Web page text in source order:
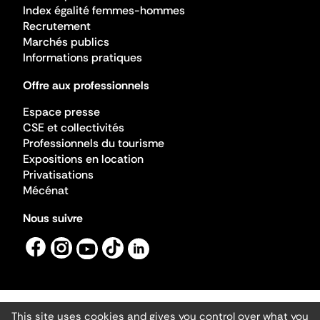
Index égalité femmes-hommes
Recrutement
Marchés publics
Informations pratiques
Offre aux professionnels
Espace presse
CSE et collectivités
Professionnels du tourisme
Expositions en location
Privatisations
Mécénat
Nous suivre
Mentions légales
This site uses cookies and gives you control over what you